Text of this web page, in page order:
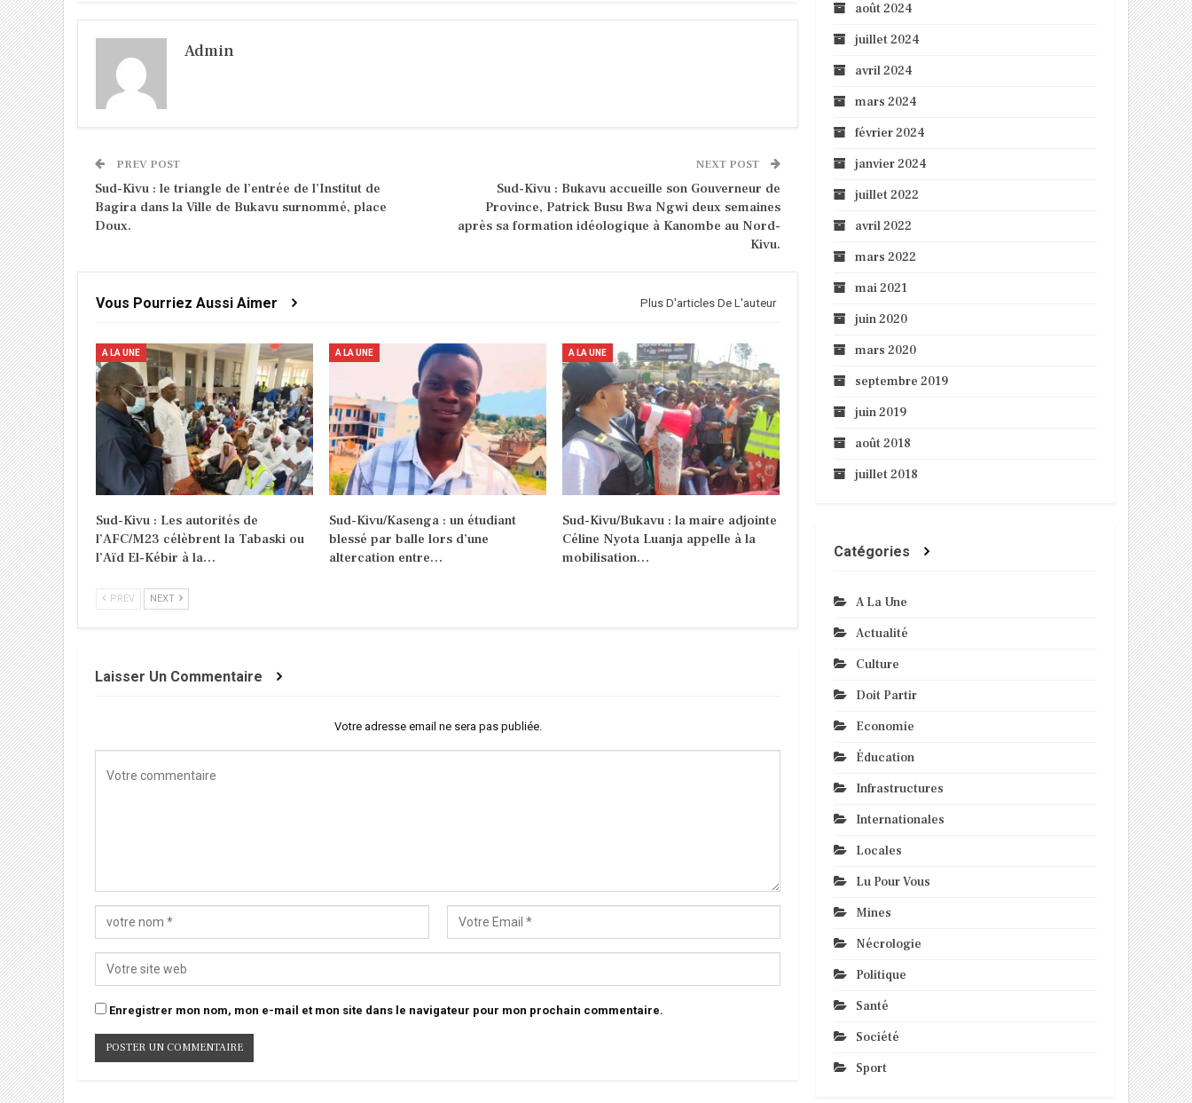
Admin
PREV POST
Sud-Kivu : le triangle de l’entrée de l’Institut de
Bagira dans la Ville de Bukavu surnommé, place
Doux.
NEXT POST
Sud-Kivu : Bukavu accueille son Gouverneur de
Province, Patrick Busu Bwa Ngwi deux semaines
après sa formation idéologique à Kanombe au Nord-
Kivu.
Vous Pourriez Aussi Aimer Plus D'articles De L'auteur
A LA UNE
Sud-Kivu : Les autorités de
l’AFC/M23 célèbrent la Tabaski ou
l’Aïd El-Kébir à la…
A LA UNE
Sud-Kivu/Kasenga : un étudiant
blessé par balle lors d’une
altercation entre…
A LA UNE
Sud-Kivu/Bukavu : la maire adjointe
Céline Nyota Luanja appelle à la
mobilisation…
PREV NEXT
Laisser Un Commentaire
Votre adresse email ne sera pas publiée.
Enregistrer mon nom, mon e-mail et mon site dans le navigateur pour mon prochain commentaire.
août 2024
juillet 2024
avril 2024
mars 2024
février 2024
janvier 2024
juillet 2022
avril 2022
mars 2022
mai 2021
juin 2020
mars 2020
septembre 2019
juin 2019
août 2018
juillet 2018
Catégories
A La Une
Actualité
Culture
Doit Partir
Economie
Éducation
Infrastructures
Internationales
Locales
Lu Pour Vous
Mines
Nécrologie
Politique
Santé
Société
Sport